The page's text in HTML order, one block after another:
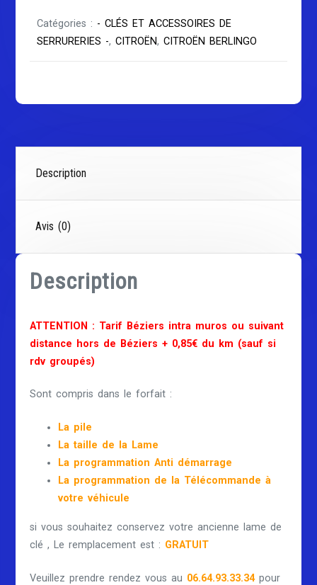
Catégories : - CLÉS ET ACCESSOIRES DE
SERRURERIES -,CITROËN,CITROËN BERLINGO
Description
Avis (0)
Description
ATTENTION : Tarif Béziers intra muros ou suivant
distance hors de Béziers + 0,85€ du km (sauf si
rdv groupés)
Sont compris dans le forfait :
La pile
La taille de la Lame
La programmation Anti démarrage
La programmation de la Télécommande à
votre véhicule
si vous souhaitez conservez votre ancienne lame de
clé , Le remplacement est : GRATUIT
Veuillez prendre rendez vous au 06.64.93.33.34pour